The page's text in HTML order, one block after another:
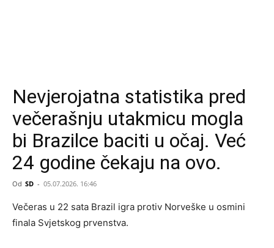
Nevjerojatna statistika pred
večerašnju utakmicu mogla
bi Brazilce baciti u očaj. Već
24 godine čekaju na ovo.
Od SD - 05.07.2026. 16:46
Večeras u 22 sata Brazil igra protiv Norveške u osmini
finala Svjetskog prvenstva.